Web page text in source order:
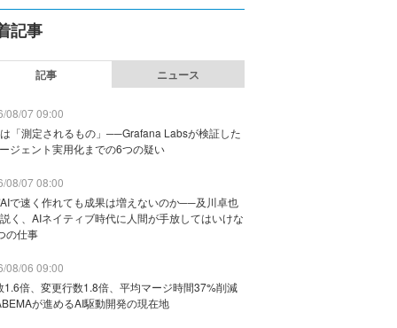
記事
記事 ニュース
08/07 09:00
「測定されるもの」──Grafana Labsが検証した
ジェント実用化までの6つの疑い
08/07 08:00
で速く作れても成果は増えないのか──及川卓也
く、AIネイティブ時代に人間が手放してはいけな
の仕事
08/06 09:00
1.6倍、変更行数1.8倍、平均マージ時間37%削減
が進めるAI駆動開発の現在地